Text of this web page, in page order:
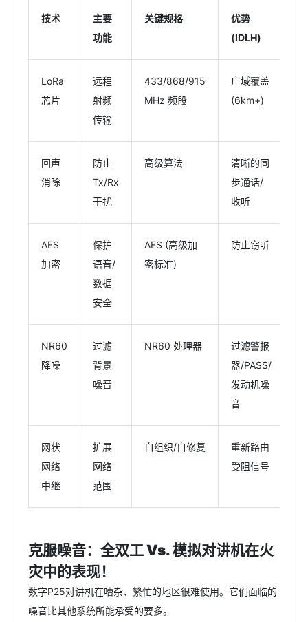
技术
主要
功能
关键规格
优势
(IDLH)
LoRa
芯片
远程
射频
传输
433/868/915
MHz 频段
广域覆盖
(6km+)
回声
消除
防止
Tx/Rx
干扰
高级算法
清晰的同
步通话/
收听
AES
加密
保护
语音/
数据
安全
AES (高级加
密标准)
防止窃听
NR60
降噪
过滤
背景
噪音
NR60 处理器
过滤警报
器/PASS/
发动机噪
音
网状
网络
中继
扩展
网络
范围
自组织/自修复
重新路由
受阻信号
克服噪音：全双工 Vs. 模拟对讲机在火
灾中的表现！
数字P25对讲机在嘈杂、繁忙的地区很难使用。它们面临的
噪音比其他系统所能承受的要多。